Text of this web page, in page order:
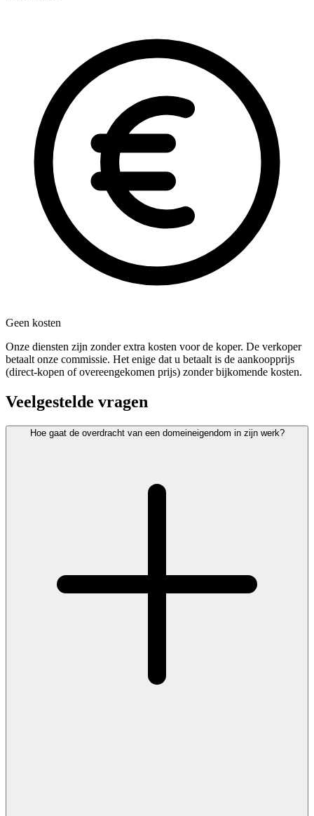
Geen kosten
Onze diensten zijn zonder extra kosten voor de koper. De verkoper
betaalt onze commissie. Het enige dat u betaalt is de aankoopprijs
(direct-kopen of overeengekomen prijs) zonder bijkomende kosten.
Veelgestelde vragen
Hoe gaat de overdracht van een domeineigendom in zijn werk?